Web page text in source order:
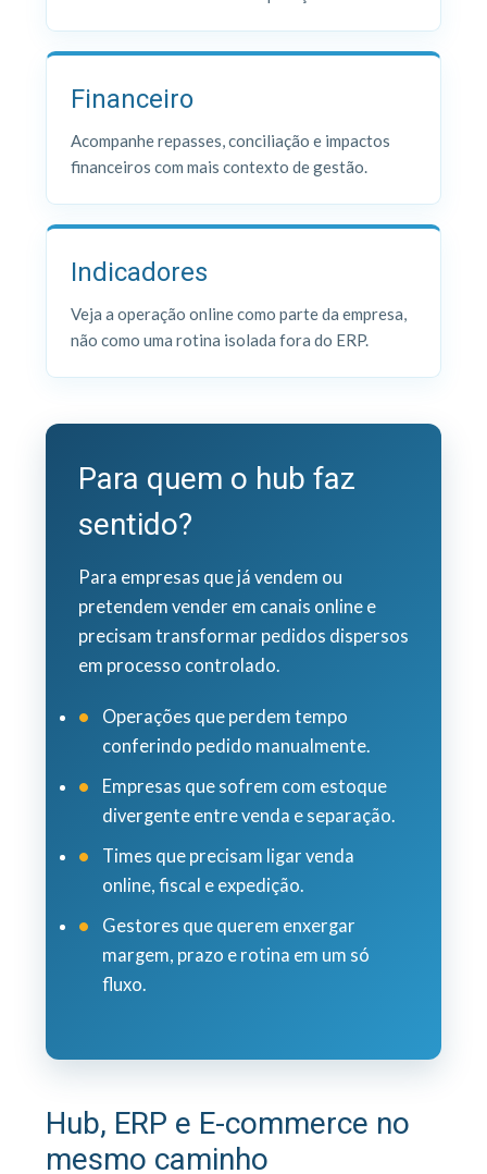
Financeiro
Acompanhe repasses, conciliação e impactos
financeiros com mais contexto de gestão.
Indicadores
Veja a operação online como parte da empresa,
não como uma rotina isolada fora do ERP.
Para quem o hub faz
sentido?
Para empresas que já vendem ou
pretendem vender em canais online e
precisam transformar pedidos dispersos
em processo controlado.
Operações que perdem tempo
conferindo pedido manualmente.
Empresas que sofrem com estoque
divergente entre venda e separação.
Times que precisam ligar venda
online, fiscal e expedição.
Gestores que querem enxergar
margem, prazo e rotina em um só
fluxo.
Hub, ERP e E-commerce no
mesmo caminho